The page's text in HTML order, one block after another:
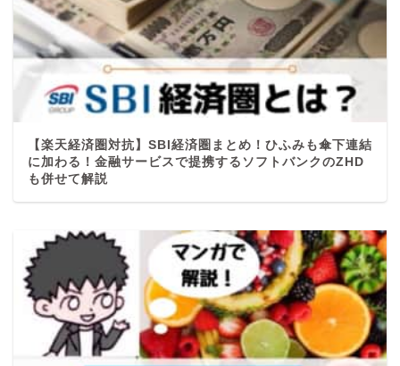
【楽天経済圏対抗】SBI経済圏まとめ！ひふみも傘下連結
に加わる！金融サービスで提携するソフトバンクのZHD
も併せて解説